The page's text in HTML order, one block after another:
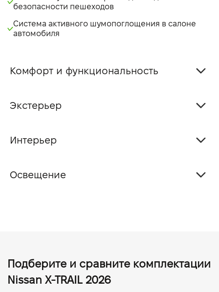
безопасности пешеходов
Система активного шумопоглощения в салоне
автомобиля
Комфорт и функциональность
Экстерьер
Интерьер
Освещение
Подберите и сравните комплектации
Nissan X-TRAIL 2026